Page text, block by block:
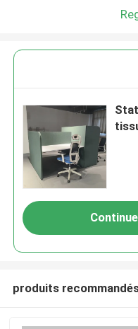
produits